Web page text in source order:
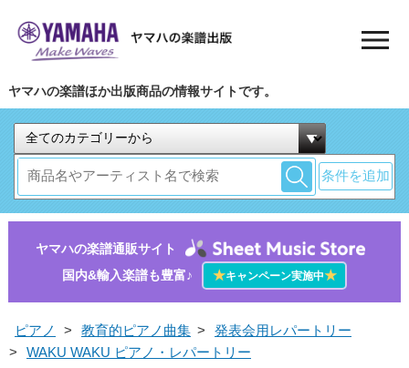
ヤマハの楽譜ほか出版商品の情報サイトです。
条件を追加
ヤマハの楽譜通販サイト
国内&輸入楽譜も豊富♪
★キャンペーン実施中★
ピアノ > 教育的ピアノ曲集 >
発表会用レパートリー
>
WAKU WAKU ピアノ・レパートリー